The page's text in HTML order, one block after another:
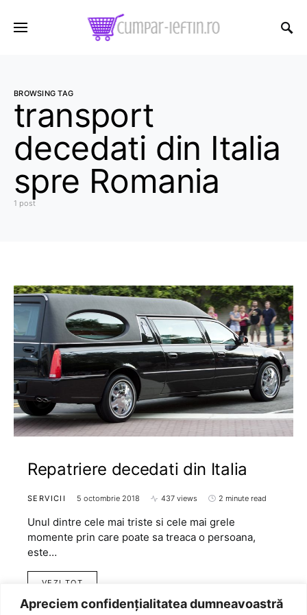
Apreciem confidențialitatea dumneavoastră
BROWSING TAG
transport
decedati din Italia
spre Romania
1 post
Repatriere decedati din Italia
SERVICII 5 octombrie 2018 437 views 2 minute read
Unul dintre cele mai triste si cele mai grele
momente prin care poate sa treaca o persoana,
este…
VEZI TOT